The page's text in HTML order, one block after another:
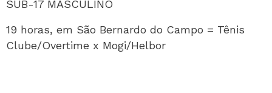
SUB-17 MASCULINO
19 horas, em São Bernardo do Campo = Tênis
Clube/Overtime x Mogi/Helbor